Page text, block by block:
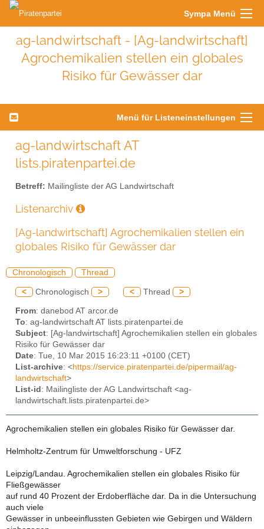
Sympa Menü
ag-landwirtschaft - [Ag-landwirtschaft]
Agrochemikalien stellen ein globales
Risiko für Gewässer dar
Menü für Listeneinstellungen
ag-landwirtschaft AT
lists.piratenpartei.de
Betreff: Mailingliste der AG Landwirtschaft
Listenarchiv
[Ag-landwirtschaft] Agrochemikalien stellen ein
globales Risiko für Gewässer dar
Chronologisch Thread
< Chronologisch > < Thread >
From: danebod AT arcor.de
To: ag-landwirtschaft AT lists.piratenpartei.de
Subject: [Ag-landwirtschaft] Agrochemikalien stellen ein globales
Risiko für Gewässer dar
Date: Tue, 10 Mar 2015 16:23:11 +0100 (CET)
List-archive: <https://service.piratenpartei.de/pipermail/ag-
landwirtschaft>
List-id : Mailingliste der AG Landwirtschaft <ag-
landwirtschaft.lists.piratenpartei.de>
Agrochemikalien stellen ein globales Risiko für Gewässer dar.
Helmholtz-Zentrum für Umweltforschung - UFZ
Leipzig/Landau. Agrochemikalien stellen ein globales Risiko für
Fließgewässer
auf rund 40 Prozent der Erdoberfläche dar. Da in die Untersuchung
auch viele
Gewässer in unbeeinflussten Gebieten wie Gebirgen und Wäldern